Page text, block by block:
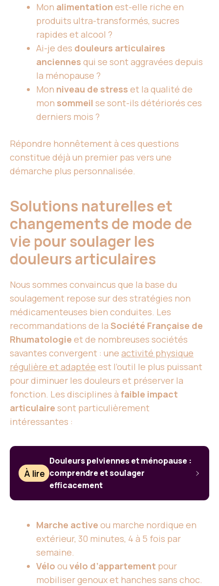
Mon alimentation est-elle riche en
produits ultra-transformés, sucres
rapides et alcool ?
Ai-je des douleurs articulaires
anciennes qui se sont aggravées depuis
la ménopause ?
Mon niveau de stress et la qualité de
mon sommeil se sont-ils détériorés ces
derniers mois ?
Répondre honnêtement à ces questions
constitue déjà un premier pas vers une
démarche plus personnalisée.
Solutions naturelles et
changements de mode de
vie pour soulager les
douleurs articulaires
Nous sommes convaincus que la base du
soulagement repose sur des stratégies non
médicamenteuses bien conduites. Les
recommandations de la Société Française de
Rhumatologie et de nombreuses sociétés
savantes convergent : une activité physique
régulière et adaptée est l’outil le plus puissant
pour diminuer les douleurs et préserver la
fonction. Les disciplines à faible impact
articulaire sont particulièrement
intéressantes :
À lire
Douleurs pelviennes et ménopause :
comprendre et soulager
efficacement
Marche active ou marche nordique en
extérieur, 30 minutes, 4 à 5 fois par
semaine.
Vélo ou vélo d’appartement pour
mobiliser genoux et hanches sans choc.